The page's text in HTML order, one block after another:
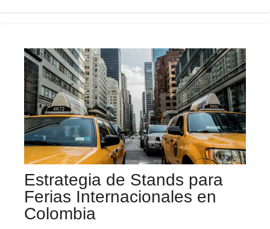
Estrategia de Stands para
Ferias Internacionales en
Colombia